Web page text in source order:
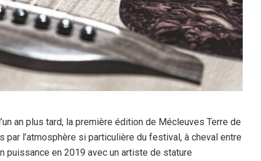
an plus tard, la première édition de Mécleuves Terre de
par l’atmosphère si particulière du festival, à cheval entre
en 2019 avec un artiste de stature